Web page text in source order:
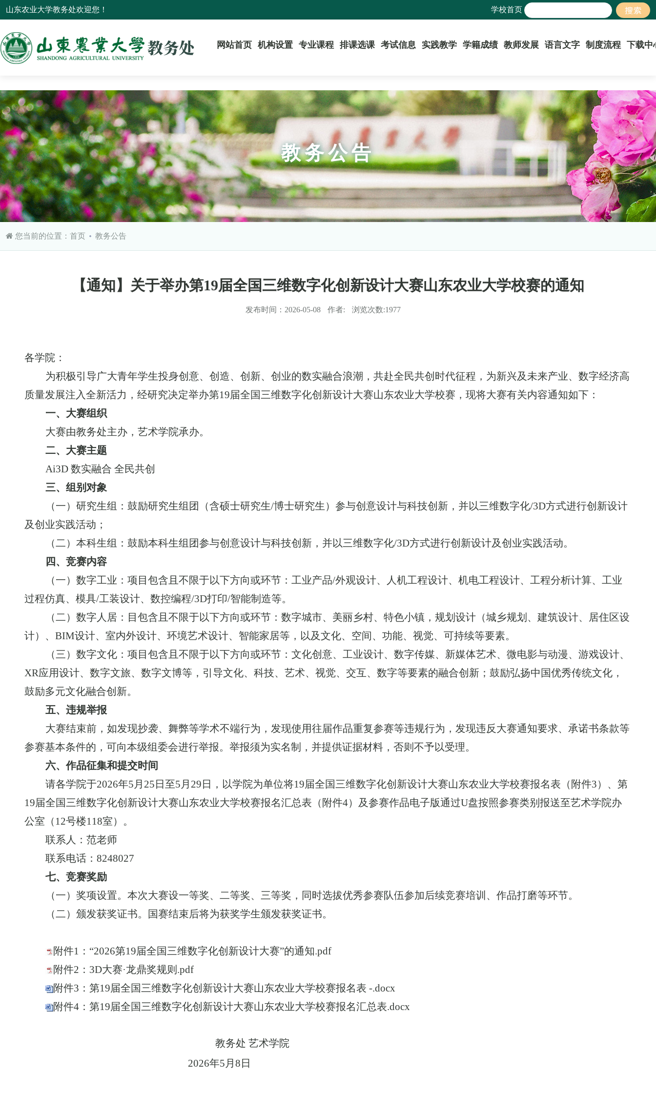
山东农业大学教务处欢迎您！ 学校首页
网站首页 机构设置 专业课程 排课选课 考试信息 实践教学 学籍成绩 教师发展 语言文字 制度流程 下载中
教务公告
您当前的位置： 首页 教务公告
【通知】关于举办第19届全国三维数字化创新设计大赛山东农业大学校赛的通知
发布时间： 2026-05-08 作者: 浏览次数:1977
各学院：
为积极引导广大青年学生投身创意、创造、创新、创业的数实融合浪潮，共赴全民共创时代征程，为新兴及未来产业、数字经济高
质量发展注入全新活力，经研究决定举办第19届全国三维数字化创新设计大赛山东农业大学校赛，现将大赛有关内容通知如下 ：
一、大赛组织
大赛由教务处主办，艺术学院承办。
二、大赛主题
Ai3D 数实融合 全民共创
三、组别对象
（一）研究生组 ：鼓励研究生组团（含硕士研究生/博士研究生）参与创意设计与科技创新，并以三维数字化/3D方式进行创新设计
及创业实践活动；
（二）本科生组 ：鼓励本科生组团参与创意设计与科技创新，并以三维数字化/3D方式进行创新设计及创业实践活动。
四、竞赛内容
（一）数字工业：项目包含且不限于以下方向或环节：工业产品/外观设计、人机工程设计、机电工程设计、工程分析计算、工业
过程仿真、模具/工装设计、数控编程/3D打印/智能制造等。
（二）数字人居：目包含且不限于以下方向或环节：数字城市、美丽乡村、特色小镇，规划设计（城乡规划、建筑设计、居住区设
计）、BIM设计、室内外设计、环境艺术设计、智能家居等，以及文化、空间、功能、视觉、可持续等要素。
（三）数字文化：项目包含且不限于以下方向或环节：文化创意、工业设计、数字传媒、新媒体艺术、微电影与动漫、游戏设计、
XR应用设计、数字文旅、数字文博等，引导文化、科技、艺术、视觉、交互、数字等要素的融合创新；鼓励弘扬中国优秀传统文化，
鼓励多元文化融合创新。
五、违规举报
大赛结束前，如发现抄袭、舞弊等学术不端行为，发现使用往届作品重复参赛等违规行为，发现违反大赛通知要求、承诺书条款等
参赛基本条件的，可向本级组委会进行举报。举报须为实名制，并提供证据材料，否则不予以受理。
六、作品征集和提交时间
请各学院于2026年5月 25 日至5月29 日，以学院为单位将19届全国三维数字化创新设计大赛山东农业大学校赛报名表（附件3）、第
19届全国三维数字化创新设计大赛山东农业大学校赛报名汇总表（附件4）及参赛作品电子版通过U盘按照参赛类别报送至艺术学院办
公室（12号楼118室）。
联系人：范老师
联系电话：8248027
七、竞赛奖励
（一）奖项设置。本次大赛设一等奖、二等奖、三等奖，同时选拔优秀参赛队伍参加后续竞赛培训、作品打磨等环节。
（二）颁发获奖证书。国赛结束后将为获奖学生颁发获奖证书。
附件1：“2026第19届全国三维数字化创新设计大赛”的通知.pdf
附件2：3D大赛·龙鼎奖规则.pdf
附件3：第19届全国三维数字化创新设计大赛山东农业大学校赛报名表 -.docx
附件4：第19届全国三维数字化创新设计大赛山东农业大学校赛报名汇总表.docx
教务处 艺术学院
2026年5月8 日